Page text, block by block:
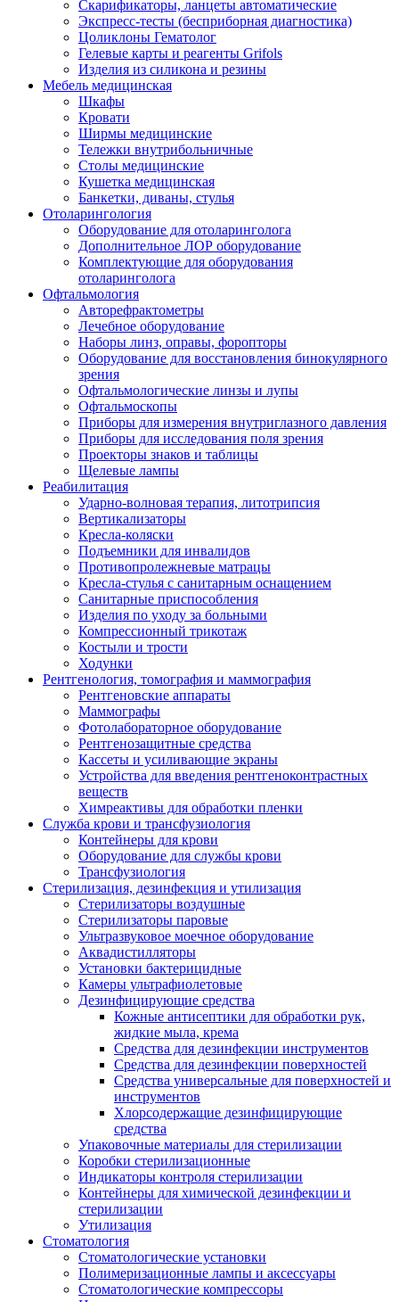
Скарификаторы, ланцеты автоматические
Экспресс-тесты (бесприборная диагностика)
Цоликлоны Гематолог
Гелевые карты и реагенты Grifols
Изделия из силикона и резины
Мебель медицинская
Шкафы
Кровати
Ширмы медицинские
Тележки внутрибольничные
Столы медицинские
Кушетка медицинская
Банкетки, диваны, стулья
Отоларингология
Оборудование для отоларинголога
Дополнительное ЛОР оборудование
Комплектующие для оборудования
отоларинголога
Офтальмология
Авторефрактометры
Лечебное оборудование
Наборы линз, оправы, форопторы
Оборудование для восстановления бинокулярного
зрения
Офтальмологические линзы и лупы
Офтальмоскопы
Приборы для измерения внутриглазного давления
Приборы для исследования поля зрения
Проекторы знаков и таблицы
Щелевые лампы
Реабилитация
Ударно-волновая терапия, литотрипсия
Вертикализаторы
Кресла-коляски
Подъемники для инвалидов
Противопролежневые матрацы
Кресла-стулья с санитарным оснащением
Санитарные приспособления
Изделия по уходу за больными
Компрессионный трикотаж
Костыли и трости
Ходунки
Рентгенология, томография и маммография
Рентгеновские аппараты
Маммографы
Фотолабораторное оборудование
Рентгенозащитные средства
Кассеты и усиливающие экраны
Устройства для введения рентгеноконтрастных
веществ
Химреактивы для обработки пленки
Служба крови и трансфузиология
Контейнеры для крови
Оборудование для службы крови
Трансфузиология
Стерилизация, дезинфекция и утилизация
Стерилизаторы воздушные
Стерилизаторы паровые
Ультразвуковое моечное оборудование
Аквадистилляторы
Установки бактерицидные
Камеры ультрафиолетовые
Дезинфицирующие средства
Кожные антисептики для обработки рук,
жидкие мыла, крема
Средства для дезинфекции инструментов
Средства для дезинфекции поверхностей
Средства универсальные для поверхностей и
инструментов
Хлорсодержащие дезинфицирующие
средства
Упаковочные материалы для стерилизации
Коробки стерилизационные
Индикаторы контроля стерилизации
Контейнеры для химической дезинфекции и
стерилизации
Утилизация
Стоматология
Стоматологические установки
Полимеризационные лампы и аксессуары
Стоматологические компрессоры